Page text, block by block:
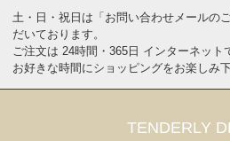
土・日・祝日は「お問い合わせメールの
だいております。
ご注文は 24時間・365日 インターネット
お好きな時間にショッピングをお楽しみ下
TENDERLY